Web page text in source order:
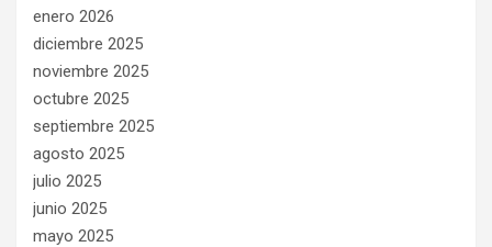
enero 2026
diciembre 2025
noviembre 2025
octubre 2025
septiembre 2025
agosto 2025
julio 2025
junio 2025
mayo 2025